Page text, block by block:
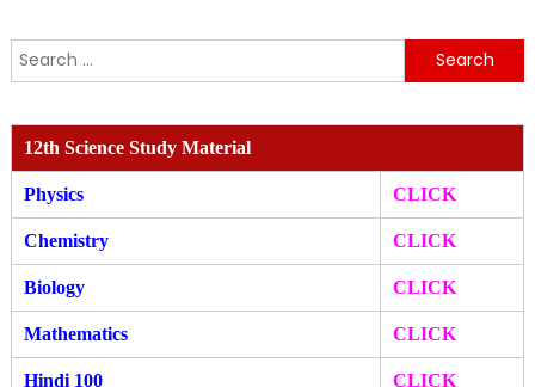
Search
for:
12th Science Study Material
Physics CLICK
Chemistry CLICK
Biology CLICK
Mathematics CLICK
Hindi 100 CLICK